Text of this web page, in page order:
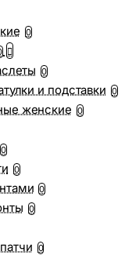
0
0
и подставки 0
женские 0
0
0
0
0
0